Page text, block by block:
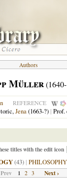
Authors
Müller
REFERENCE
Jena(1663-?) | Prof.
titles with the edit icon
(43) | PHILOSOPHY
Prev 1 2 3 Next ›